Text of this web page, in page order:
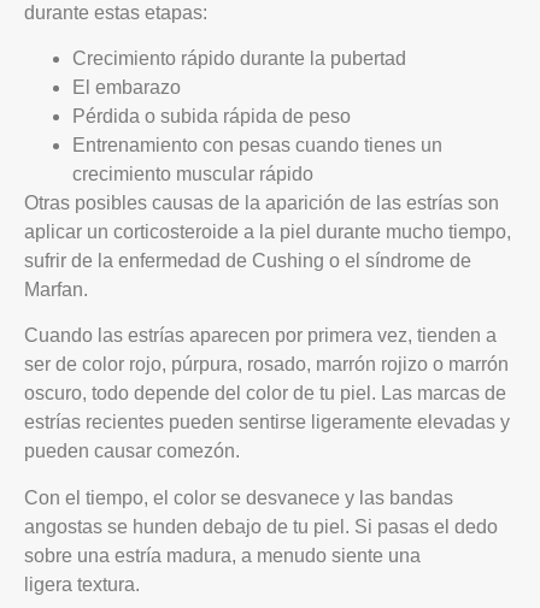
durante estas etapas:
Crecimiento rápido durante la pubertad
El embarazo
Pérdida o subida rápida de peso
Entrenamiento con pesas cuando tienes un
crecimiento muscular rápido
Otras posibles causas de la aparición de las estrías son
aplicar un corticosteroide a la piel durante mucho tiempo,
sufrir de la enfermedad de Cushing o el síndrome de
Marfan.
Cuando las estrías aparecen por primera vez, tienden a
ser de color rojo, púrpura, rosado, marrón rojizo o marrón
oscuro, todo depende del color de tu piel. Las marcas de
estrías recientes pueden sentirse ligeramente elevadas y
pueden causar comezón.
Con el tiempo, el color se desvanece y las bandas
angostas se hunden debajo de tu piel. Si pasas el dedo
sobre una estría madura, a menudo siente una
ligera textura.